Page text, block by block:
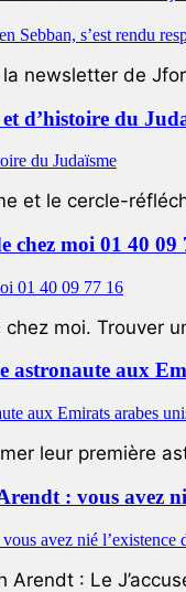
newsletter de
d’histoire du
et le cercle-
chez moi 01 40 09
moi. Trouver
astronaute aux
leur première
: vous avez
Arendt : Le